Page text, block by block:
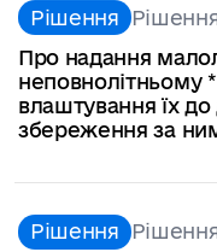
Рішення
Про надання
неповнолітньому
влаштування їх
збереження за
Рішення